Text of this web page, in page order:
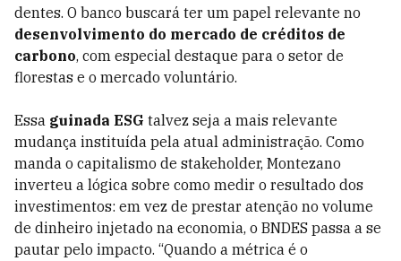
dentes. O banco buscará ter um papel relevante no
desenvolvimento do mercado de créditos de
carbono, com especial destaque para o setor de
florestas e o mercado voluntário.
Essa guinada ESG talvez seja a mais relevante
mudança instituída pela atual administração. Como
manda o capitalismo de stakeholder, Montezano
inverteu a lógica sobre como medir o resultado dos
investimentos: em vez de prestar atenção no volume
de dinheiro injetado na economia, o BNDES passa a se
pautar pelo impacto. “Quando a métrica é o